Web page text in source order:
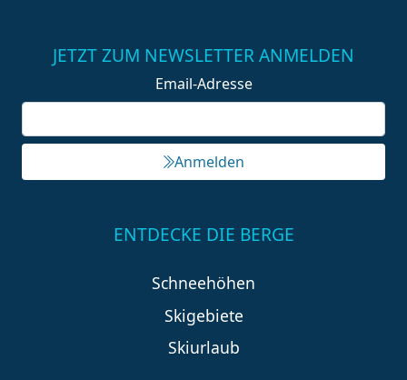
JETZT ZUM NEWSLETTER ANMELDEN
Email-Adresse
Anmelden
ENTDECKE DIE BERGE
Schneehöhen
Skigebiete
Skiurlaub